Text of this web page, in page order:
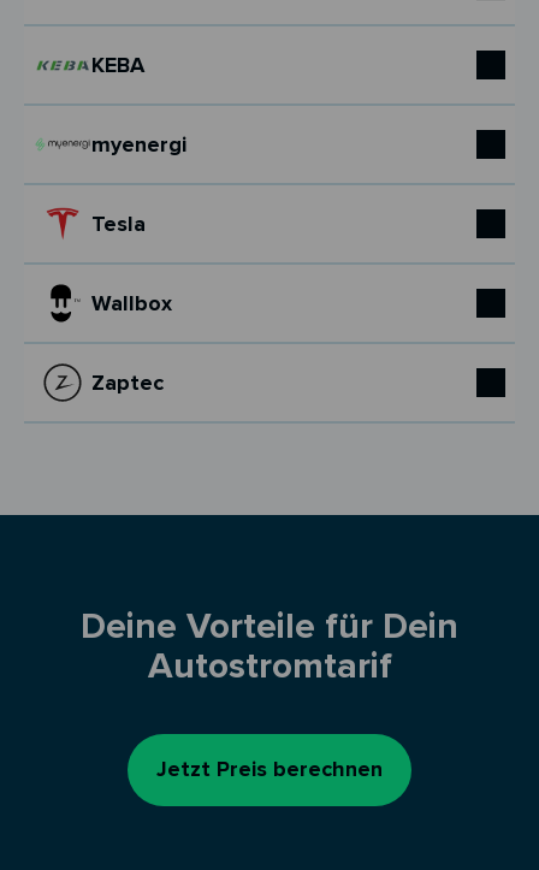
KEBA
myenergi
Tesla
Wallbox
Zaptec
Deine Vorteile für Dein
Autostromtarif
Jetzt Preis berechnen